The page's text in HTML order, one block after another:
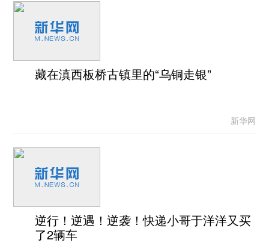
藏在滇西板桥古镇里的“乌铜走银”
新华网
逆行！逆遇！逆袭！快递小哥于洋洋又买
了2辆车